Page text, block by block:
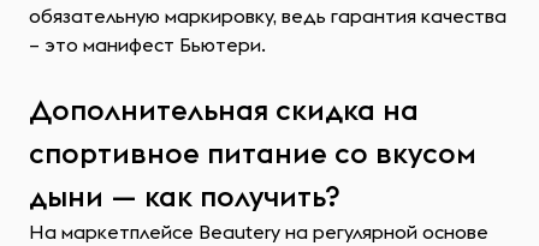
обязательную маркировку, ведь гарантия качества
– это манифест Бьютери.
Дополнительная скидка на
спортивное питание со вкусом
дыни — как получить?
На маркетплейсе Beautery на регулярной основе